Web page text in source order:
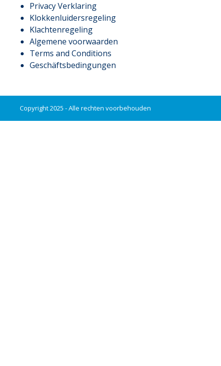
Privacy Verklaring
Klokkenluidersregeling
Klachtenregeling
Algemene voorwaarden
Terms and Conditions
Geschäftsbedingungen
Copyright 2025 - Alle rechten voorbehouden